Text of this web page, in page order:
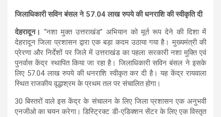
जिलाधिकारी सविन बंसल ने 57.04 लाख रुपये की धनराशि की स्वीकृति दी
देहरादून। “नशा मुक्त उत्तराखंड” अभियान को मूर्त रूप देने की दिशा में
देहरादून जिला प्रशासन द्वारा एक बड़ा कदम उठाया गया है। मुख्यमंत्री की
प्रेरणा और निर्देशों पर जिले में उत्तराखंड का पहला सरकारी नशा मुक्ति एवं
पुनर्वास केंद्र स्थापित किया जा रहा है। जिलाधिकारी सविन बंसल ने इसके
लिए 57.04 लाख रुपये की धनराशि स्वीकृत कर दी है। यह केंद्र रायवाला
स्थित राजकीय वृद्धाश्रम के प्रथम तल पर संचालित होगा।
30 बिस्तरों वाले इस केंद्र के संचालन के लिए जिला प्रशासन एक अनुभवी
एनजीओ का चयन करेगा। डिस्ट्रिक्ट डी-एडिक्शन सेंटर के लिए एक विस्तृत